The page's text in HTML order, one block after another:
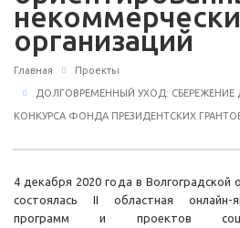
организаций
Главная Проекты
ДОЛГОВРЕМЕННЫЙ УХОД: СБЕРЕЖЕНИЕ
КОНКУРСА ФОНДА ПРЕЗИДЕНТСКИХ
4 декабря 2020 года в Волгоградской
состоялась II областная онлайн-
программ и проектов